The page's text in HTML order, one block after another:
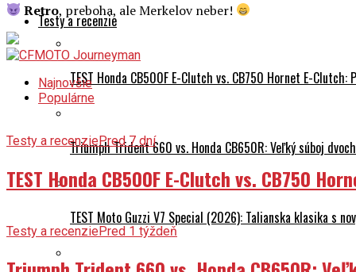
Testy a recenzie
TEST Honda CB500F E-Clutch vs. CB750 Hornet E-
Triumph Trident 660 vs. Honda CB650R: Veľký súboj
TEST Moto Guzzi V7 Special (2026): Talianska klasika s
Retro, preboha, ale Merkelov neber!
Najnovšie
Populárne
Testy a recenziePred 7 dní
TEST Honda CB500F E-Clutch vs. CB750
Testy a recenziePred 1 týždeň